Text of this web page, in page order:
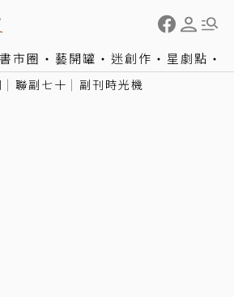
書市圈 藝開罐 迷創作 星劇點
聯副七十 副刊時光機